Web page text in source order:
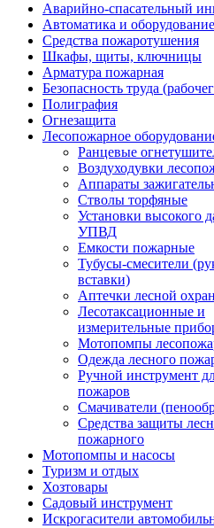
Аварийно-спасательный
Автоматика и оборудование
Средства пожаротушения
Шкафы, щиты, ключницы
Арматура пожарная
Безопасность труда
Полиграфия
Огнезащита
Лесопожарное
Ранцевые
Воздуходувки
Аппараты
Стволы торфяные
Установки высокого
УПВД
Емкости пожарные
Тубусы-смесители
вставки)
Аптечки лесной
Лесотаксационные и
измерительные
Мотопомпы
Одежда лесного
Ручной инструмент
пожаров
Смачиватели
Средства защиты
пожарного
Мотопомпы и насосы
Туризм и отдых
Хозтовары
Садовый инструмент
Искрогасители